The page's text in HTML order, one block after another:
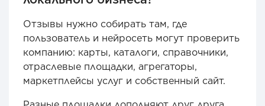
Отзывы нужно собирать там, где
пользователь и нейросеть могут проверить
компанию: карты, каталоги, справочники,
отраслевые площадки, агрегаторы,
маркетплейсы услуг и собственный сайт.